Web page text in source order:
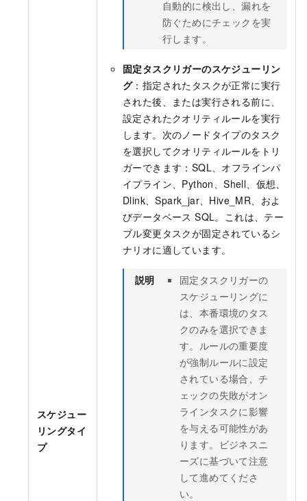
スケジュー
リングタイ
プ
自動的に検出し、漏れを
防ぐためにチェックを実
行します。
固定タスクリガーのスケジューリン
グ：指定されたタスクが正常に実行
された後、または実行される前に、
設定されたクオリティルールを実行
します。次のノードタイプのタスク
を選択してクオリティルールをトリ
ガーできます：SQL、オフラインパ
イプライン、Python、Shell、仮想、
Dlink 、Spark_jar、Hive_MR 、およ
びデータベース SQL。これは、テー
ブル変更タスクが固定されているシ
ナリオに適しています。
説明
固定タスクリガーの
スケジューリングに
は、本番環境のタス
クのみを選択できま
す。ルールの重要度
が強制ルールに設定
されている場合、チ
ェックの失敗がオン
ラインタスクに影響
を与える可能性があ
ります。ビジネスニ
ーズに基づいて注意
して進めてくださ
い。